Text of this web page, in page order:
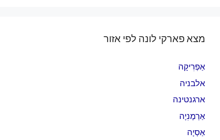
מצא פארקי לונה לפי אזור
אַפְרִיקָה
אלבניה
ארגנטינה
אַרְמֶנִיָה
אַסְיָה